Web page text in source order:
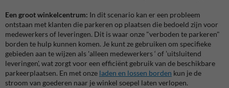
Een groot winkelcentrum: In dit scenario kan er een probleem
ontstaan met klanten die parkeren op plaatsen die bedoeld zijn voor
medewerkers of leveringen. Dit is waar onze "verboden te parkeren"
borden te hulp kunnen komen. Je kunt ze gebruiken om specifieke
gebieden aan te wijzen als 'alleen medewerkers ‘ of ’uitsluitend
leveringen', wat zorgt voor een efficiënt gebruik van de beschikbare
parkeerplaatsen. En met onze laden en lossen borden kun je de
stroom van goederen naar je winkel soepel laten verlopen.